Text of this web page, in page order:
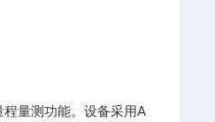
量测功能。设备采用A